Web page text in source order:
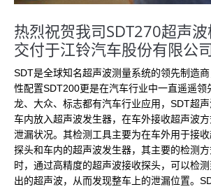
热烈祝贺我司SDT270超声
交付于江铃汽车股份有限公司
SDT是全球知名超声波测量系统的领先制造
性配置SDT200更是在汽车行业中一直遥遥领
龙、大众、标志都有汽车行业应用，SDT超
车内放入超声波发生器，在车外接收超声波
泄漏状况。其检测工具主要为在车外用于接
探头和车内的超声波发生器，其主要的检测
时，通过高精度的超声波接收探头，可以检
出的超声波，从而发现整车上的泄漏位置。